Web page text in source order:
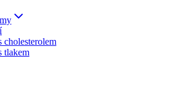
cholesterolem
tlakem